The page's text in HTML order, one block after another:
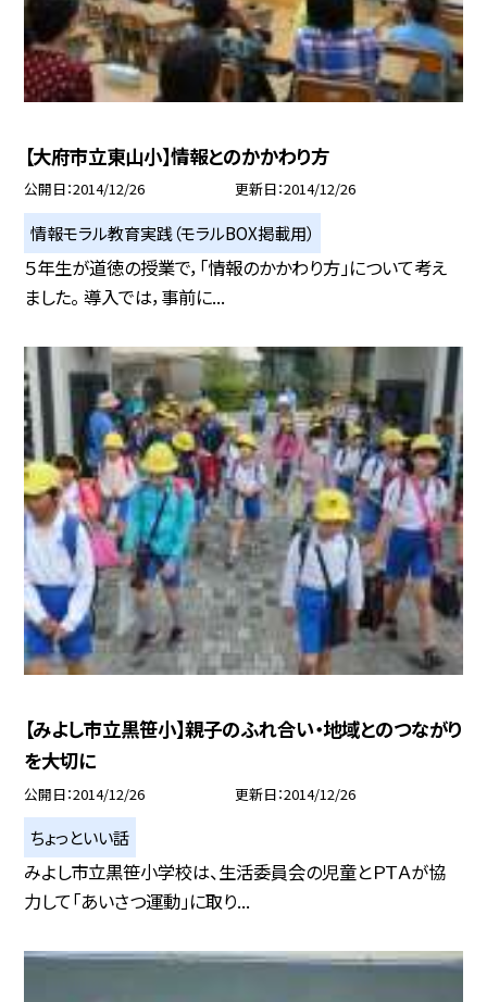
【大府市立東山小】情報とのかかわり方
公開日 2014/12/26 更新日 2014/12/26
情報モラル教育実践（モラルBOX掲載用）
５年生が道徳の授業で，「情報のかかわり方」について考え
ました。 導入では，事前に...
【みよし市立黒笹小】親子のふれ合い・地域とのつながり
を大切に
公開日 2014/12/26 更新日 2014/12/26
ちょっといい話
みよし市立黒笹小学校は、生活委員会の児童とＰＴＡが協
力して「あいさつ運動」に取り...